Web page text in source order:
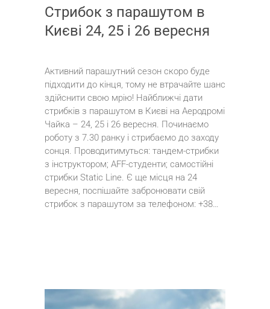
Стрибок з парашутом в
Києві 24, 25 і 26 вересня
Активний парашутний сезон скоро буде
підходити до кінця, тому не втрачайте шанс
здійснити свою мрію! Найближчі дати
стрибків з парашутом в Києві на Аеродромі
Чайка – 24, 25 і 26 вересня. Починаємо
роботу з 7.30 ранку і стрибаємо до заходу
сонця. Проводитимуться: тандем-стрибки
з інструктором; AFF-студенти; самостійні
стрибки Static Line. Є ще місця на 24
вересня, поспішайте забронювати свій
стрибок з парашутом за телефоном: +38…